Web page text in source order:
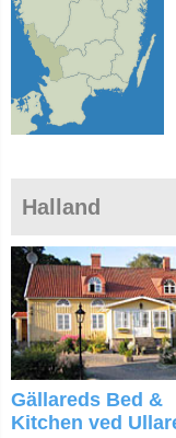
Halland
Gällareds Bed &
Kitchen ved